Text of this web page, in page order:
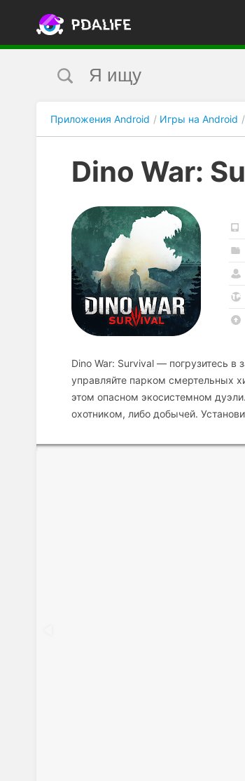
Приложения Android Игры на Android
Dino War:
Dino War: Survival — погрузитесь в
управляйте парком смертельных
этом опасном экосистемном
охотником, либо добычей.